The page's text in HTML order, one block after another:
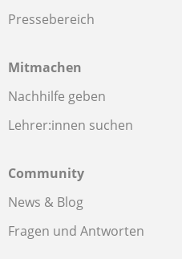
Pressebereich
Mitmachen
Nachhilfe geben
Lehrer:innen suchen
Community
News & Blog
Fragen und Antworten